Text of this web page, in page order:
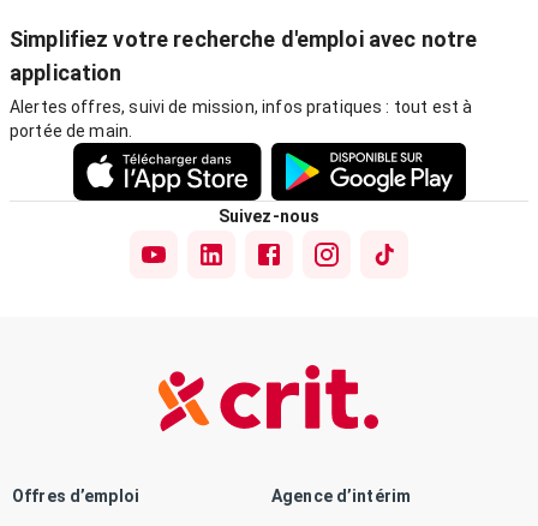
Simplifiez votre recherche d'emploi avec notre
application
Alertes offres, suivi de mission, infos pratiques : tout est à
portée de main.
Suivez-nous
Offres d’emploi Agence d’intérim